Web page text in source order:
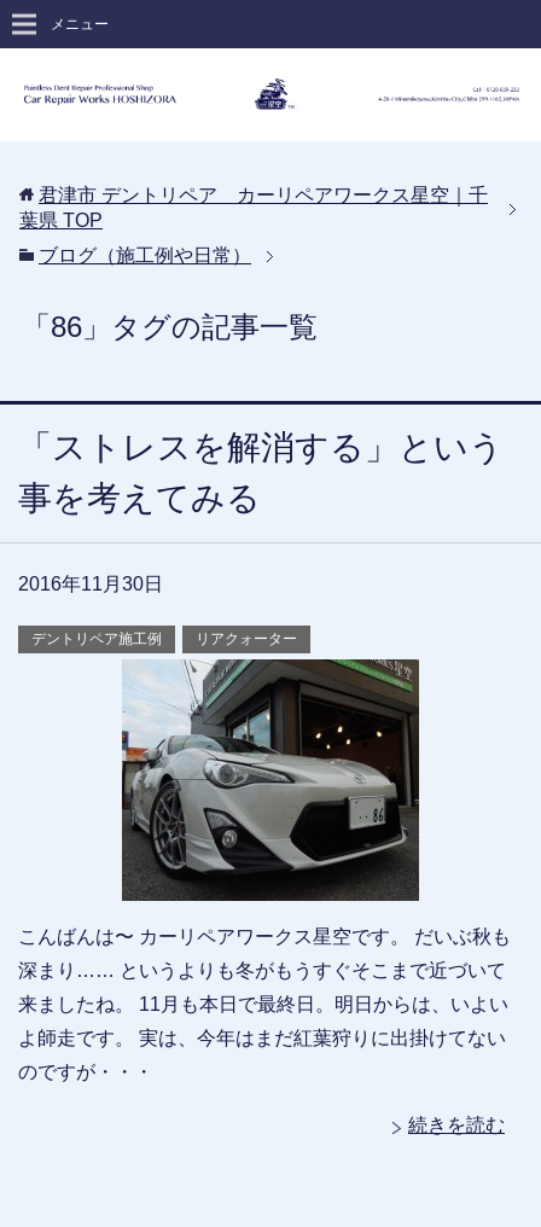
メニュー
君津市 デントリペア カーリペアワークス星空｜千
葉県 TOP
ブログ（施工例や日常）
「86」タグの記事一覧
「ストレスを解消する」という
事を考えてみる
2016年11月30日
デントリペア施工例 リアクォーター
こんばんは〜 カーリペアワークス星空です。 だいぶ秋も
深まり…… というよりも冬がもうすぐそこまで近づいて
来ましたね。 11月も本日で最終日。明日からは、いよい
よ師走です。 実は、今年はまだ紅葉狩りに出掛けてない
のですが・・・
続きを読む